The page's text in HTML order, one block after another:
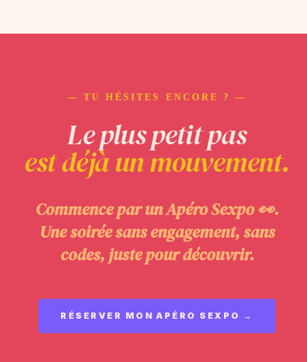
— TU HÉSITES ENCORE ? —
Le plus petit pas
est déjà un mouvement.
Commence par un Apéro Sexpo 👀.
Une soirée sans engagement, sans
codes, juste pour découvrir.
RÉSERVER MON APÉRO SEXPO →